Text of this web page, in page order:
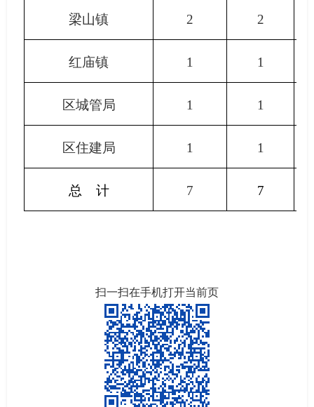
梁山镇 2 2
红庙镇 1 1
区城管局 1 1
区住建局 1 1
总 计 7 7
扫一扫在手机打开当前页